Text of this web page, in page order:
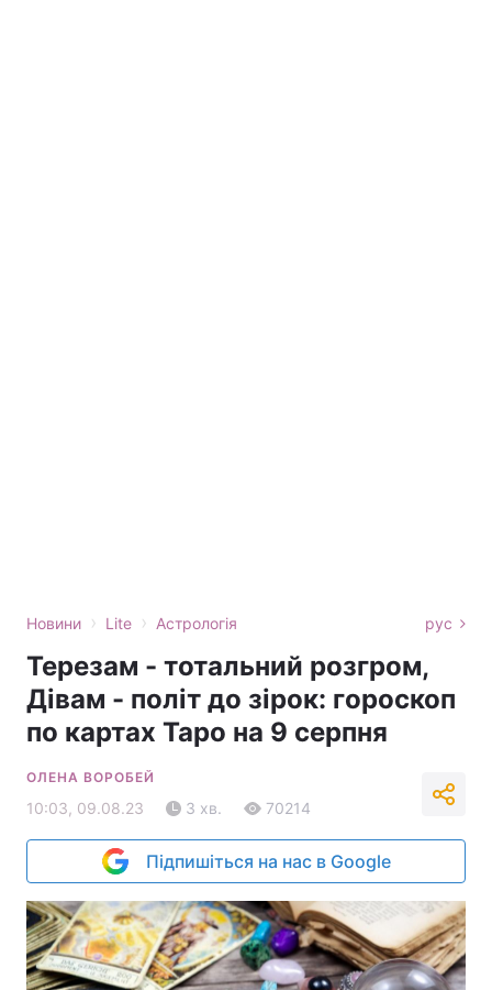
Новини › Lite › Астрологія рус
Терезам - тотальний розгром,
Дівам - політ до зірок: гороскоп
по картах Таро на 9 серпня
ОЛЕНА ВОРОБЕЙ
10:03, 09.08.23 3 хв. 70214
Підпишіться на нас в Google